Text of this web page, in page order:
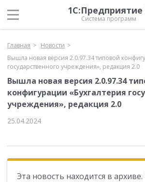
1С:Предприятие
Система программ
Главная
Новости
Вышла новая версия 2.0.97.34 типовой
государственного учреждения», редакция 2.0
Вышла новая версия 2.0.97.34
конфигурации «Бухгалтерия
учреждения», редакция 2.0
25.04.2024
Эта новость находится в